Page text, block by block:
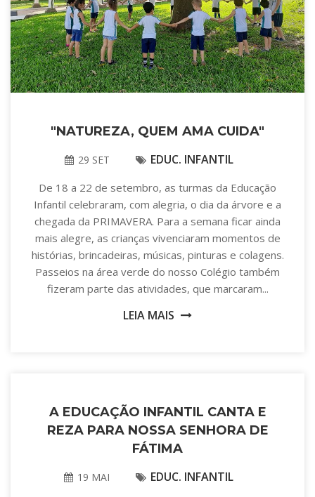
"NATUREZA, QUEM AMA CUIDA"
29 SET EDUC. INFANTIL
De 18 a 22 de setembro, as turmas da Educação
Infantil celebraram, com alegria, o dia da árvore e a
chegada da PRIMAVERA. Para a semana ficar ainda
mais alegre, as crianças vivenciaram momentos de
histórias, brincadeiras, músicas, pinturas e colagens.
Passeios na área verde do nosso Colégio também
fizeram parte das atividades, que marcaram...
LEIA MAIS
A EDUCAÇÃO INFANTIL CANTA E
REZA PARA NOSSA SENHORA DE
FÁTIMA
19 MAI EDUC. INFANTIL